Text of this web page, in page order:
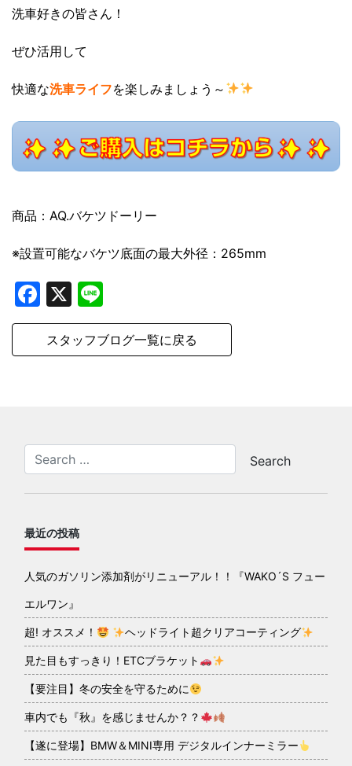
洗車好きの皆さん！
ぜひ活用して
快適な洗車ライフを楽しみましょう～
商品：AQ.バケツドーリー
※設置可能なバケツ底面の最大外径：265mm
Facebook
X
スタッフブログ一覧に戻る
最近の投稿
人気のガソリン添加剤がリニューアル！！『WAKO´S フュー
エルワン』
超! オススメ！ ヘッドライト超クリアコーティング
見た目もすっきり！ETCブラケット
【要注目】冬の安全を守るために
車内でも『秋』を感じませんか？？
【遂に登場】BMW＆MINI専用 デジタルインナーミラー